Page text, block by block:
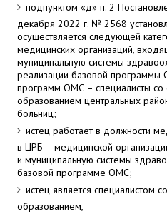
подпунктом «д» п. 2
декабря 2022 г. № 2568
осуществляется следующей
медицинских организаций,
муниципальную системы
реализации базовой программы
программ ОМС – специалисты
образованием центральных
больниц;
истец работает в должности
в ЦРБ – медицинской
и муниципальную системы
базовой программе ОМС;
истец является специалистом
образованием,